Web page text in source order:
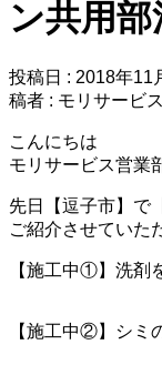
ン共用
投稿日 : 2018年11
稿者 : モリサービ
こんにちは
モリサービス営業
先日【逗子市】で
ご紹介させていた
【施工中①】洗剤
【施工中②】シミ